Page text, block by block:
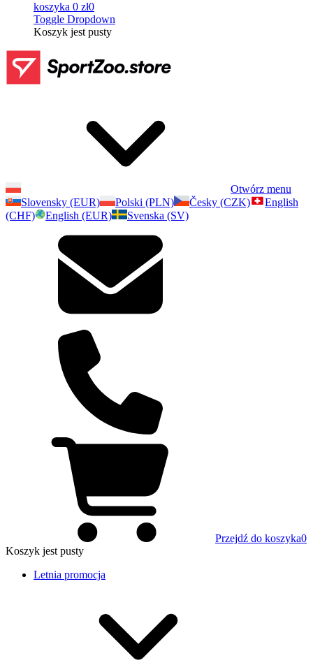
koszyka 0 zł0
Toggle Dropdown
Koszyk jest pusty
Otwórz menu
Slovensky (EUR)
Polski (PLN) Česky (CZK)
English
(CHF)
English (EUR) Svenska (SV)
Przejdź do koszyka0
Koszyk jest pusty
Letnia promocja